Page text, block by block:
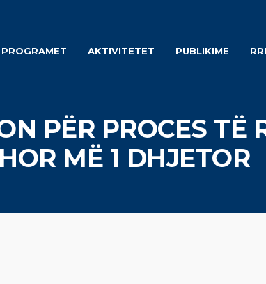
PROGRAMET AKTIVITETET PUBLIKIME
PËR PROCES TË
MË 1 DHJETOR